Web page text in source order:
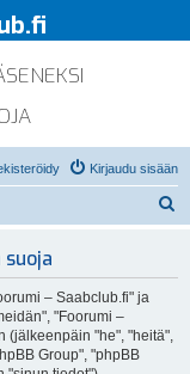
Kirjaudu sisään
– Saabclub.fi" ja
"Foorumi –
(jälkeenpäin "he", "heitä",
Group", "phpBB